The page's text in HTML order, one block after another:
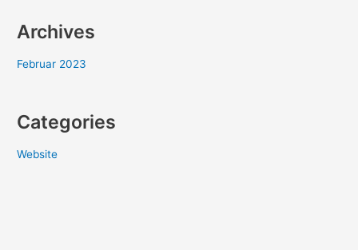
Archives
Februar 2023
Categories
Website